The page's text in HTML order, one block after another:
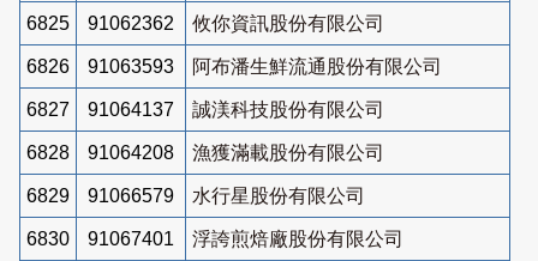
6825 91062362 攸你資訊股份有限公司
6826 91063593 阿布潘生鮮流通股份有限公司
6827 91064137 誠渼科技股份有限公司
6828 91064208 漁獲滿載股份有限公司
6829 91066579 水行星股份有限公司
6830 91067401 浮誇煎焙廠股份有限公司